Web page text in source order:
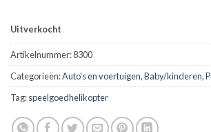
Uitverkocht
Artikelnummer:8300
Categorieën:Auto's en voertuigen,Baby/kinderen,
Tag:speelgoedhelikopter